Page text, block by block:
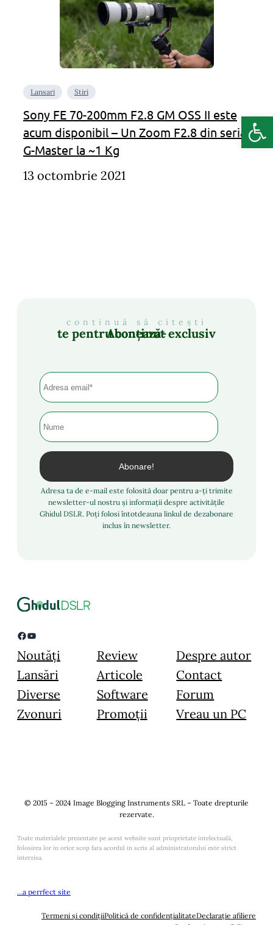
Lansari Stiri
Sony FE 70-200mm F2.8 GM OSS II​ este
acum disponibil – Un Zoom F2.8 din seria
G-Master la ~1 Kg
13 octombrie 2021
continuă să citești
Abonează-te pentru conținut exclusiv
Adresa ta de e-mail este folosită doar pentru a-ți trimite
newsletter-ul nostru și informații despre activitățile
Ghidul DSLR. Poți folosi întotdeauna linkul de dezabonare
inclus în newsletter.
Facebook YouTube
Noutăți
Lansări
Diverse
Zvonuri
Review
Articole
Software
Promoții
Despre autor
Contact
Forum
Vreau un PC
© 2015 – 2024 Image Blogging Instruments SRL – Toate drepturile
rezervate.
Toate materialele prezentate pe acest website sunt prioprietate intelectuală,
folosirea lor in orice scop fara acordul in scris al administratorului este strict
interzisa.
…a perrfect site
Termeni și condițiiPolitică de confidențialitateDeclarație afiliere